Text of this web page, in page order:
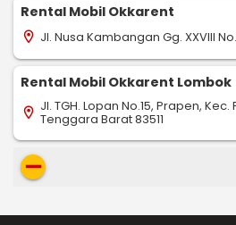
Rental Mobil Okkarent
location_on Jl. Nusa Kambangan Gg. XXVIII
Rental Mobil Okkarent Lombok
location_on Jl. TGH. Lopan No.15, Prapen,
Tenggara Barat 83511
remove